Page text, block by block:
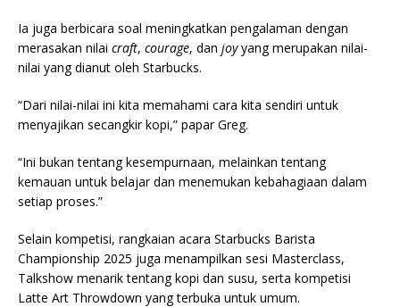
Ia juga berbicara soal meningkatkan pengalaman dengan
merasakan nilai craft, courage, dan joyyang merupakan nilai-
nilai yang dianut oleh Starbucks.
“Dari nilai-nilai ini kita memahami cara kita sendiri untuk
menyajikan secangkir kopi,” papar Greg.
“Ini bukan tentang kesempurnaan, melainkan tentang
kemauan untuk belajar dan menemukan kebahagiaan dalam
setiap proses.”
Selain kompetisi, rangkaian acara Starbucks Barista
Championship 2025 juga menampilkan sesi Masterclass,
Talkshow menarik tentang kopi dan susu, serta kompetisi
Latte Art Throwdown yang terbuka untuk umum.